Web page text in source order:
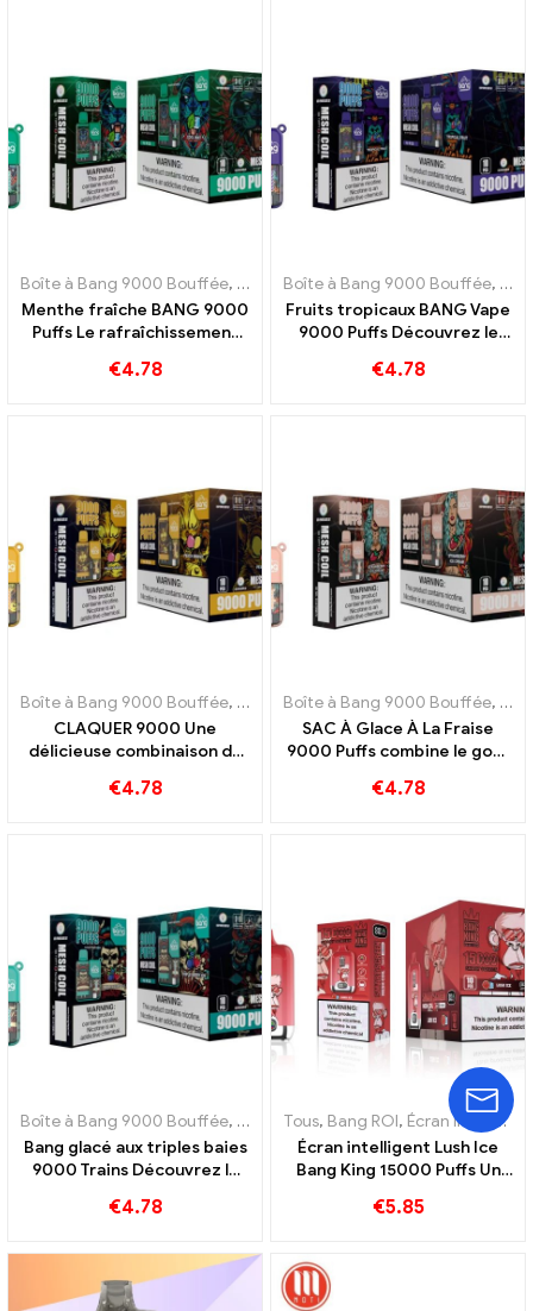
Boîte à Bang 9000 Bouffée, E-cigarettes jetables Suède,E-
Menthe fraîche BANG 9000
Puffs Le rafraîchissement
pure
€4.78
Boîte à Bang 9000 Bouffée, E-
Fruits tropicaux BANG Vape
9000 Puffs Découvrez le
tropicaux
€4.78
Boîte à Bang 9000 Bouffée, E-cigarettes jetables Suède,E-
CLAQUER 9000 Une
délicieuse combinaison de
mangue exotique pêche-
€4.78
Boîte à Bang 9000 Bouffée, E-
SAC À Glace À La Fraise
9000 Puffs combine le goût
glace
€4.78
Boîte à Bang 9000 Bouffée, E-cigarettes jetables Suède,E-
Bang glacé aux triples baies
9000 Trains Découvrez le
fruits
€4.78
Tous, Bang ROI, Écran intelligent Bang King 15000 Bouffée
Écran intelligent Lush Ice
Bang King 15000 Puffs Un
équilibré de pastèque et de
€5.85